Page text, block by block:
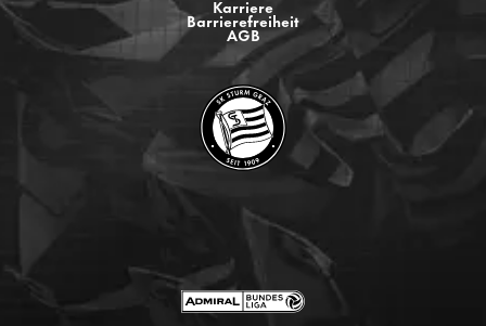
Karriere
Barrierefreiheit
AGB